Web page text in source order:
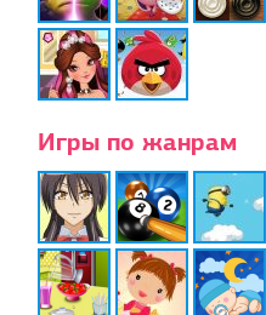
Игры по жанрам